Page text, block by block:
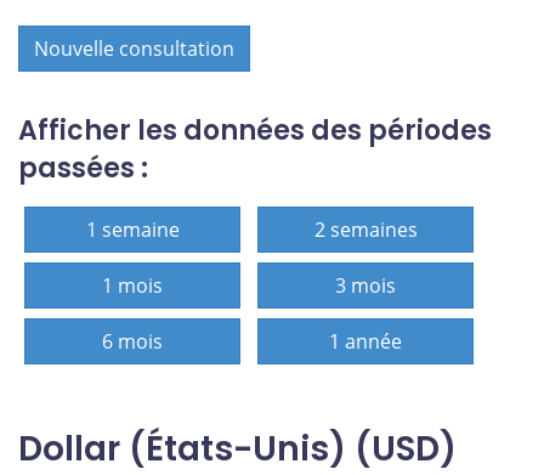
Nouvelle consultation
Afficher les données des périodes
passées :
1 semaine 2 semaines
1 mois 3 mois
6 mois 1 année
Dollar (États-Unis) (USD)